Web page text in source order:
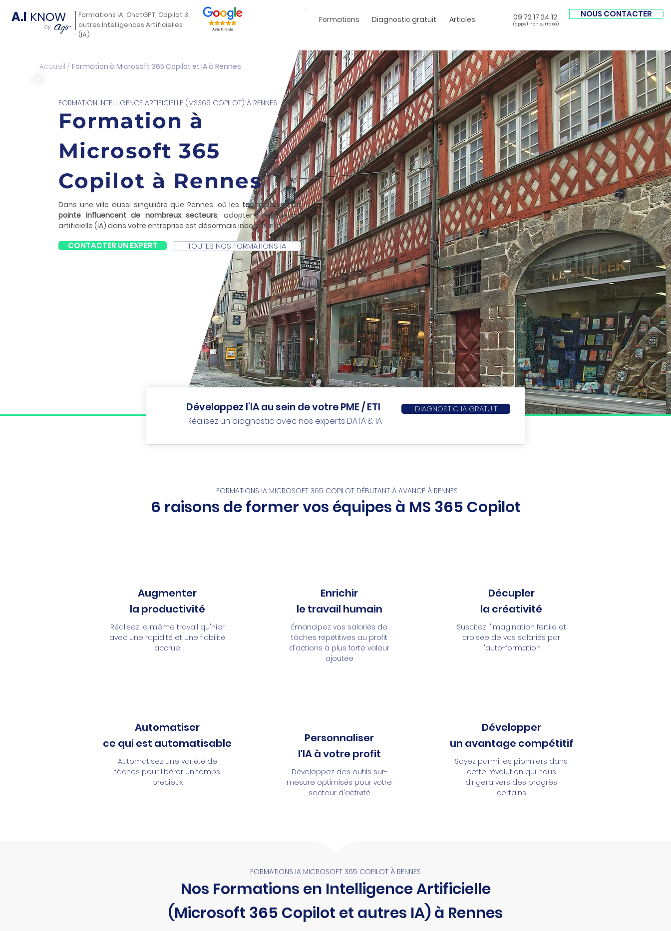
Formations Diagnostic gratuit Articles 09 72 17 24 12
(appel non surtaxé)
NOUS CONTACTER
A.I KNOW
by
Formations IA, ChatGPT, Copilot &
autres Intelligences Artificielles
(IA)
Accueil / Formation à Microsoft 365 Copilot et IA à Rennes
FORMATION INTELLIGENCE ARTIFICIELLE (MS365 COPILOT) À RENNES
Formation à
Microsoft 365
Copilot à Rennes
Dans une ville aussi singulière que Rennes, où les technologies de
pointe influencent de nombreux secteurs, adopter l'intelligence
artificielle (IA) dans votre entreprise est désormais incontournable. AI
des formations en IA spécialement adaptées
aux besoins des professionnels et des entreprises rennaises , avec
un financement possible par votre OPCO. Que vous soyez novice ou
expérimenté, nos programmes vous aideront à maîtriser des outils
pour améliorer vos processus métiers et
CONTACTER UN EXPERT TOUTES NOS FORMATIONS IA
Développez l'IA au sein de votre PME / ETI
Réalisez un diagnostic avec nos experts DATA & IA
DIAGNOSTIC IA GRATUIT
FORMATIONS IA MICROSOFT 365 COPILOT DÉBUTANT À AVANCÉ À RENNES
6 raisons de former vos équipes à MS 365 Copilot
Augmenter
la productivité
Réalisez le même travail qu'hier
avec une rapidité et une fiabilité
accrue
Automatiser
ce qui est automatisable
Automatisez une variété de
tâches pour libérer un temps
précieux
Enrichir
le travail humain
Émancipez vos salariés de
tâches répétitives au profit
d'actions à plus forte valeur
ajoutée
Personnaliser
l'IA à votre profit
Développez des outils sur-
mesure optimisés pour votre
secteur d'activité
Décupler
la créativité
Suscitez l'imagination fertile et
croisée de vos salariés par
l'auto-formation
Développer
un avantage compétitif
Soyez parmi les pionniers dans
cette révolution qui nous
dirigera vers des progrès
certains
FORMATIONS IA MICROSOFT 365 COPILOT À RENNES
Nos Formations en Intelligence Artificielle
(Microsoft 365 Copilot et autres IA) à Rennes